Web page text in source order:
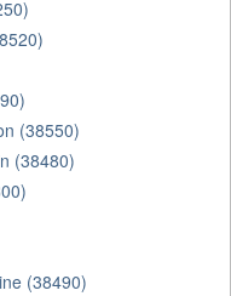
(38550)
(38480)
(38490)